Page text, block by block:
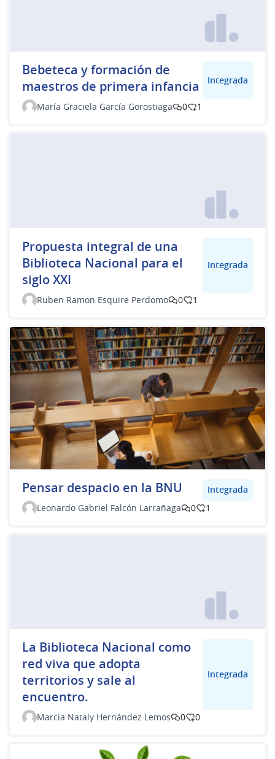
Bebeteca y formación de
maestros de primera infancia
Integrada
María Graciela García Gorostiaga 0 1
Propuesta integral de una
Biblioteca Nacional para el
siglo XXI
Integrada
Ruben Ramon Esquire Perdomo 0 1
Pensar despacio en la BNU
Integrada
Leonardo Gabriel Falcón Larrañaga
0 1
La Biblioteca Nacional como
red viva que adopta
territorios y sale al
encuentro.
Integrada
Marcia Nataly Hernández Lemos 0 0